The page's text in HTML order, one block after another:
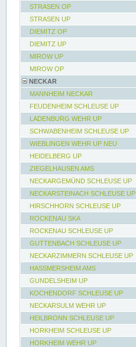
STRASEN OP
STRASEN UP
DIEMITZ OP
DIEMITZ UP
MIROW UP
MIROW OP
NECKAR
MANNHEIM NECKAR
FEUDENHEIM SCHLEUSE UP
LADENBURG WEHR UP
SCHWABENHEIM SCHLEUSE UP
WIEBLINGEN WEHR UP NEU
HEIDELBERG UP
ZIEGELHAUSEN AMS
NECKARGEMÜND SCHLEUSE UP
NECKARSTEINACH SCHLEUSE UP
HIRSCHHORN SCHLEUSE UP
ROCKENAU SKA
ROCKENAU SCHLEUSE UP
GUTTENBACH SCHLEUSE UP
NECKARZIMMERN SCHLEUSE UP
HASSMERSHEIM AMS
GUNDELSHEIM UP
KOCHENDORF SCHLEUSE UP
NECKARSULM WEHR UP
HEILBRONN SCHLEUSE UP
HORKHEIM SCHLEUSE UP
HORKHEIM WEHR UP